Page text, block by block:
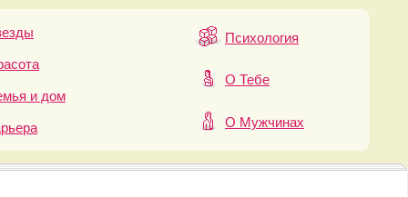
и дом
Психология
О Тебе
О Мужчинах